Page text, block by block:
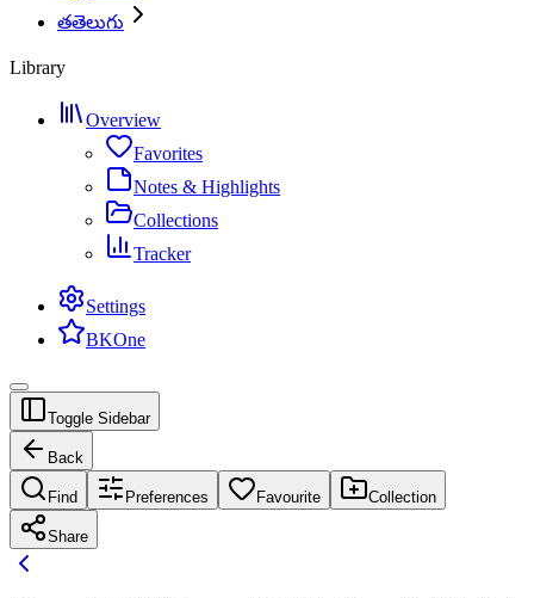
తతెలుగు
Library
Overview
Favorites
Notes & Highlights
Collections
Tracker
Settings
BKOne
Toggle Sidebar
Back
Find Preferences Favourite Collection
Share